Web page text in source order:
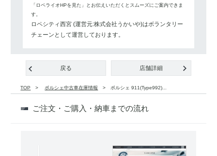
「ロペライオHPを見た」とお伝えいただくとスムーズにご案内できま
す。
ロペシティ西宮 (運営元:株式会社うかいや)はボランタリー
チェーンとして運営しております。
戻る 店舗詳細
TOP ポルシェ中古車在庫情報 ポルシェ 911(Type992)...
ご注文・ご購入・納車までの流れ